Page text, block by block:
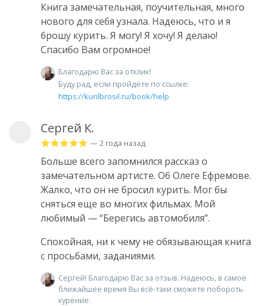
Книга замечательная, поучительная, много
нового для себя узнала. Надеюсь, что и я
брошу курить. Я могу! Я хочу! Я делаю!
Спасибо Вам огромное!
Благодарю Вас за отклик!
Буду рад, если пройдёте по ссылке:
https://kurilbrosil.ru/book/help
Сергей К.
— 2 года назад
Больше всего запомнился рассказ о
замечательном артисте. Об Олеге Ефремове.
Жалко, что он не бросил курить. Мог бы
сняться еще во многих фильмах. Мой
любимый — “Берегись автомобиля”.
Спокойная, ни к чему не обязывающая книга
с просьбами, заданиями.
Сергей! Благодарю Вас за отзыв. Надеюсь, в самое
ближайшее время Вы всё-таки сможете побороть
курение.